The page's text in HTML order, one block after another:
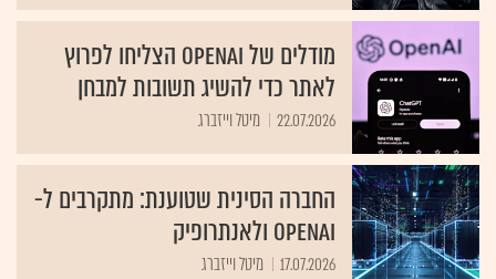
מודלים של OpenAI הצליחו לפרוץ
לאתר כדי להשיג תשובות למבחן
22.07.2026 מיטל וייזברג
החברה הסינית שטוענת: מתקרבים ל-
OpenAI ולאנתרופיק
17.07.2026 מיטל וייזברג